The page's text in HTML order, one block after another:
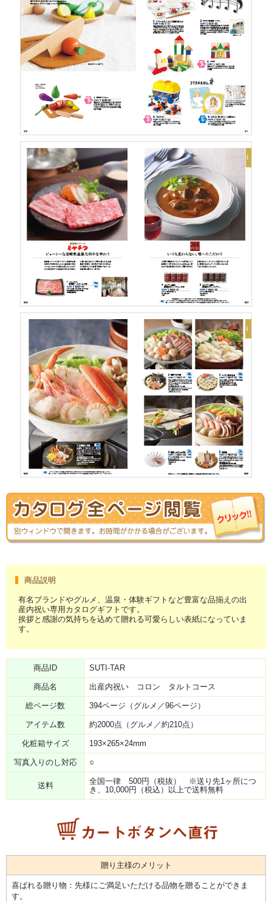
商品説明
有名ブランドやグルメ、温泉・体験ギフトなど豊富な品揃えの出
産内祝い専用カタログギフトです。
挨拶と感謝の気持ちを込めて贈れる可愛らしい表紙になっていま
す。
商品ID SUTI-TAR
商品名 出産内祝い コロン タルトコース
総ページ数 394ページ（グルメ／96ページ）
アイテム数 約2000点（グルメ／約210点）
化粧箱サイズ 193×265×24mm
写真入りのし対応 ○
送料
全国一律 500円（税抜） ※送り先1ヶ所につ
き、10,000円（税込）以上で送料無料
贈り主様のメリット
喜ばれる贈り物：先様にご満足いただける品物を贈ることができま
す。